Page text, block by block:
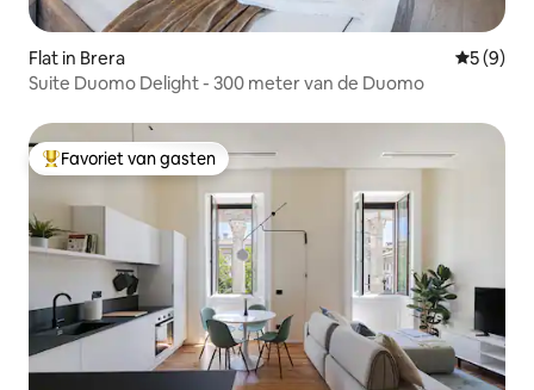
Flat in Brera
5 (9)
Suite Duomo Delight - 300 meter van de Duomo
Topfavoriet van gasten
Favoriet van gasten